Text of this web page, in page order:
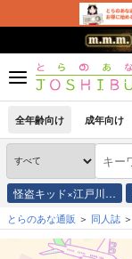
全年齢向け 成年向け
怪盗キッド×江戸川…
とらのあな通販 同人誌